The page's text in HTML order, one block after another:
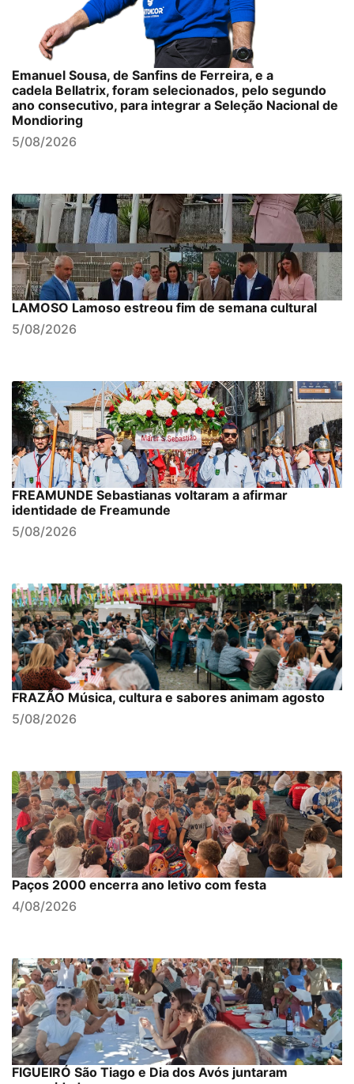
Emanuel Sousa, de Sanfins de Ferreira, e a
cadela Bellatrix, foram selecionados, pelo segundo
ano consecutivo, para integrar a Seleção Nacional de
Mondioring
5/08/2026
LAMOSO Lamoso estreou fim de semana cultural
5/08/2026
FREAMUNDE Sebastianas voltaram a afirmar
identidade de Freamunde
5/08/2026
FRAZÃO Música, cultura e sabores animam agosto
5/08/2026
Paços 2000 encerra ano letivo com festa
4/08/2026
FIGUEIRÓ São Tiago e Dia dos Avós juntaram